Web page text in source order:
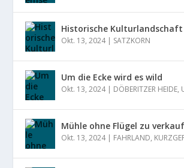
Historische Kulturlandschaft
Okt. 13, 2024| SATZKORN
Um die Ecke wird es wild
Okt. 13, 2024| DÖBERITZER HEIDE,
Mühle ohne Flügel zu
Okt. 13, 2024| FAHRLAND,